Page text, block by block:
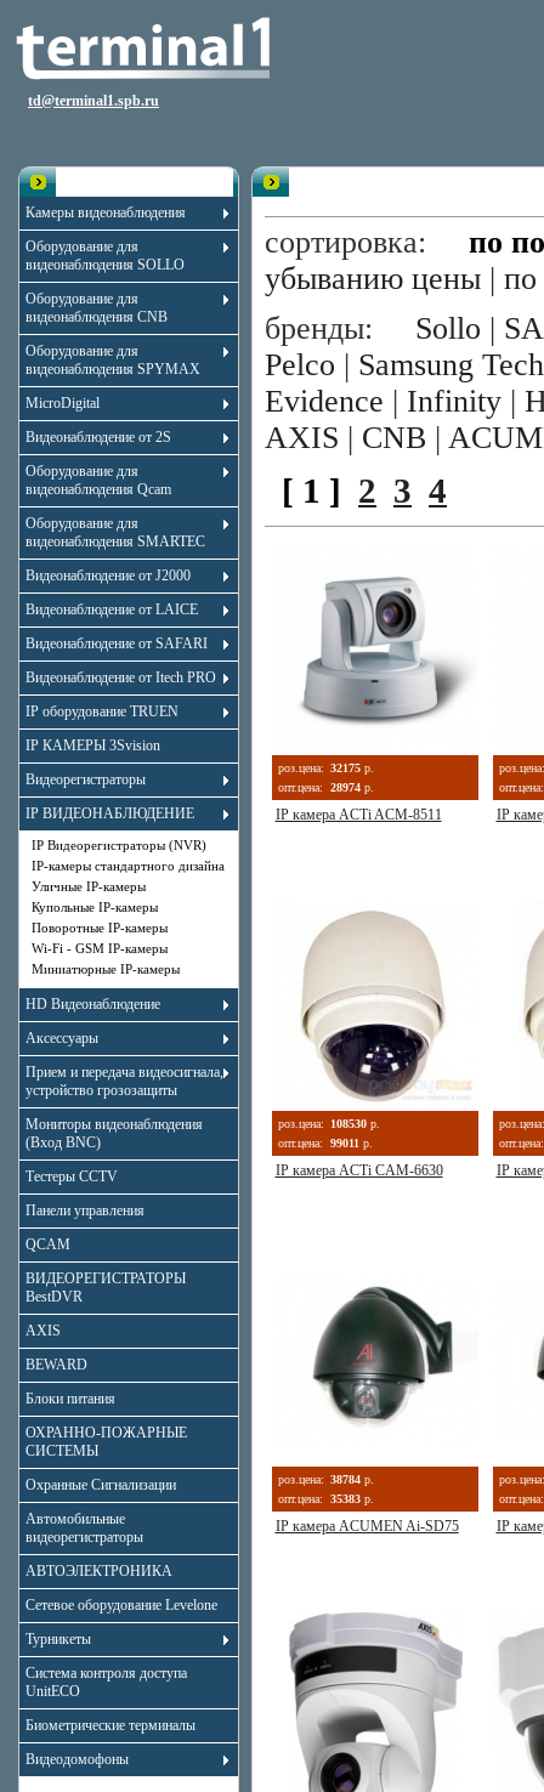
td@terminal1.spb.ru
Камеры видеонаблюдения
Оборудование для
видеонаблюдения SOLLO
Оборудование для
видеонаблюдения CNB
Оборудование для
видеонаблюдения SPYMAX
MicroDigital
Видеонаблюдение от 2S
Оборудование для
видеонаблюдения Qcam
Оборудование для
видеонаблюдения SMARTEC
Видеонаблюдение от J2000
Видеонаблюдение от LAICE
Видеонаблюдение от SAFARI
Видеонаблюдение от Itech PRO
IP оборудование TRUEN
IP КАМЕРЫ 3Svision
Видеорегистраторы
IP ВИДЕОНАБЛЮДЕНИЕ
IP Видеорегистраторы (NVR)
IP-камеры стандартного дизайна
Уличные IP-камеры
Купольные IP-камеры
Поворотные IP-камеры
Wi-Fi - GSM IP-камеры
Миниатюрные IP-камеры
HD Видеонаблюдение
Аксессуары
Прием и передача видеосигнала,
устройство грозозащиты
Мониторы видеонаблюдения
(Вход BNC)
Тестеры CCTV
Панели управления
QCAM
ВИДЕОРЕГИСТРАТОРЫ
BestDVR
AXIS
BEWARD
Блоки питания
ОХРАННО-ПОЖАРНЫЕ
СИСТЕМЫ
Охранные Сигнализации
Автомобильные
видеорегистраторы
АВТОЭЛЕКТРОНИКА
Сетевое оборудование Levelone
Турникеты
Система контроля доступа
UnitECO
Биометрические терминалы
Видеодомофоны
сортировка: по
убыванию цены |
бренды: Sollo |
Pelco | Samsung
Evidence | Infinity |
AXIS | CNB |
[ 1 ] 2 3 4
роз.цена: 32175 р.
опт.цена:
28974 р.
IP камера ACTi ACM-8511
роз.цена:
опт.цена:
IP
роз.цена: 108530 р.
опт.цена:
99011 р.
IP камера ACTi CAM-6630
роз.цена:
опт.цена:
IP
роз.цена: 38784 р.
опт.цена:
35383 р.
IP камера ACUMEN Ai-SD75
роз.цена:
опт.цена:
IP